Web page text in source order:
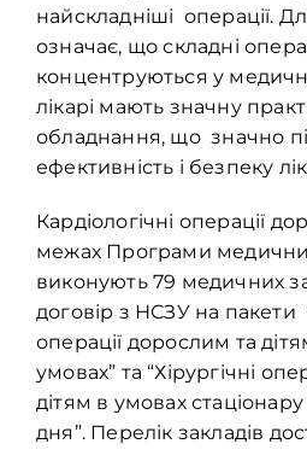
найскладніші операції.
означає, що складні
концентруються у
лікарі мають значну
обладнання, що значно
ефективність і безпеку
Кардіологічні операції
межах Програми
виконують 79 медичних
договір з НСЗУ на пакети
операції дорослим та
умовах” та “Хірургічні
дітям в умовах
дня”. Перелік закладів